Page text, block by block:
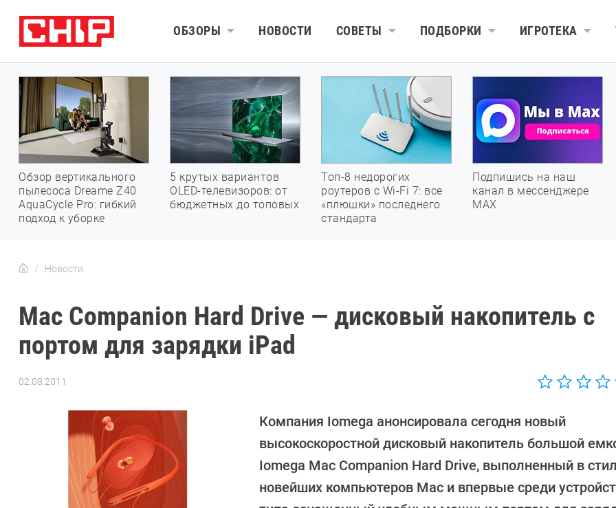
ОБЗОРЫ НОВОСТИ СОВЕТЫ ПОДБОРКИ ИГРОТЕКА
Обзор вертикального
пылесоса Dreame Z40
AquaCycle Pro: гибкий
подход к уборке
5 крутых вариантов
OLED-телевизоров: от
бюджетных до топовых
Топ-8 недорогих
роутеров с Wi-Fi 7: все
«плюшки» последнего
стандарта
Подпишись на наш
канал в мессенджере
МАХ
Новости
Mac Companion Hard Drive — дисковый накопитель с
портом для зарядки iPad
02.08.2011
Компания Iomega анонсировала сегодня новый
высокоскоростной дисковый накопитель большой
Iomega Mac Companion Hard Drive, выполненный в
новейших компьютеров Mac и впервые среди